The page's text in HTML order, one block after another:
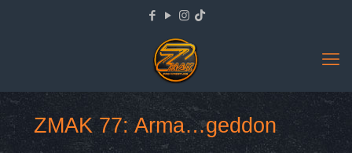
ZMAK 77: Arma…geddon